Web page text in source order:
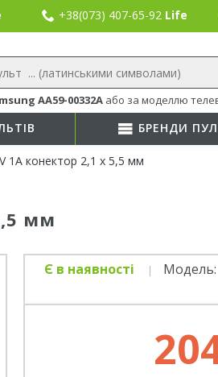
+38(073) 407-65-92 Life
AA59-00332A або за моделлю
БРЕНДИ
1А конектор 2,1 х 5,5 мм
мм
Є в наявності Модель: